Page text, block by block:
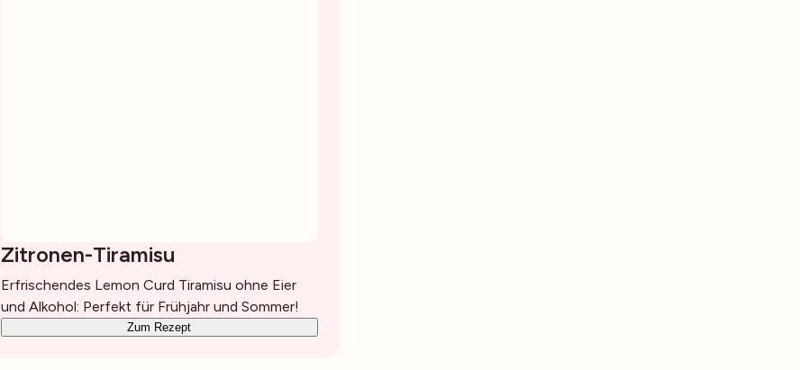
Zitronen-Tiramisu
Erfrischendes Lemon Curd Tiramisu ohne Eier
und Alkohol: Perfekt für Frühjahr und Sommer!
Zum Rezept